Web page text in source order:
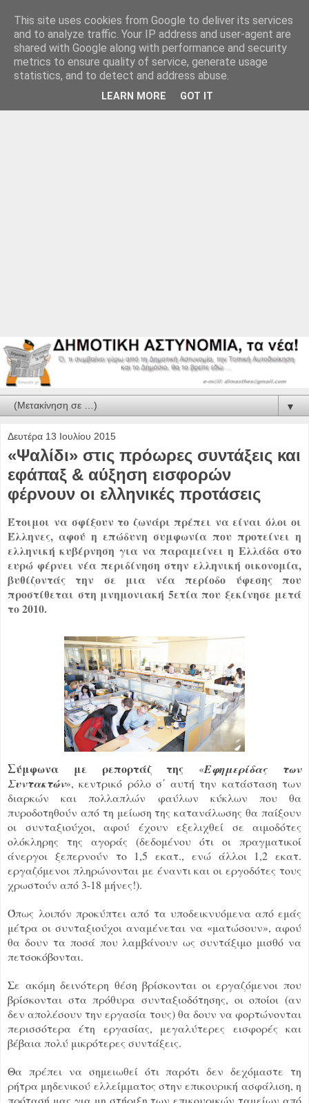
▼
Δευτέρα 13 Ιουλίου 2015
«Ψαλίδι» στις πρόωρες συντάξεις και
εφάπαξ & αύξηση εισφορών
φέρνουν οι ελληνικές προτάσεις
Έτοιμοι να σφίξουν το ζωνάρι πρέπει να είναι όλοι οι
Έλληνες, αφού η επώδυνη συμφωνία που προτείνει η
ελληνική κυβέρνηση για να παραμείνει η Ελλάδα στο
ευρώ φέρνει νέα περιδίνηση στην ελληνική οικονομία,
βυθίζοντάς την σε μια νέα περίοδο ύφεσης που
προστίθεται στη μνημονιακή 5ετία που ξεκίνησε μετά
το 2010.
Σύμφωνα με ρεπορτάζ της «Εφημερίδας των
Συντακτών», κεντρικό ρόλο σ΄ αυτή την κατάσταση των
διαρκών και πολλαπλών φαύλων κύκλων που θα
πυροδοτηθούν από τη μείωση της κατανάλωσης θα παίξουν
οι συνταξιούχοι, αφού έχουν εξελιχθεί σε αιμοδότες
ολόκληρης της αγοράς (δεδομένου ότι οι πραγματικοί
άνεργοι ξεπερνούν το 1,5 εκατ., ενώ άλλοι 1,2 εκατ.
εργαζόμενοι πληρώνονται με έναντι και οι εργοδότες τους
χρωστούν από 3-18 μήνες!).
Όπως λοιπόν προκύπτει από τα υποδεικνυόμενα από εμάς
μέτρα οι συνταξιούχοι αναμένεται να «ματώσουν», αφού
θα δουν τα ποσά που λαμβάνουν ως συντάξιμο μισθό να
πετσοκόβονται.
Σε ακόμη δεινότερη θέση βρίσκονται οι εργαζόμενοι που
βρίσκονται στα πρόθυρα συνταξιοδότησης, οι οποίοι (αν
δεν απολέσουν την εργασία τους) θα δουν να φορτώνονται
περισσότερα έτη εργασίας, μεγαλύτερες εισφορές και
βέβαια πολύ μικρότερες συντάξεις.
Θα πρέπει να σημειωθεί ότι παρότι δεν δεχόμαστε τη
ρήτρα μηδενικού ελλείμματος στην επικουρική ασφάλιση, η
πρότασή μας για μη στήριξη των επικουρικών ταμείων από
This site uses cookies from Google to deliver its services
and to analyze traffic. Your IP address and user-agent are
shared with Google along with performance and security
metrics to ensure quality of service, generate usage
statistics, and to detect and address abuse.
LEARN MORE GOT IT